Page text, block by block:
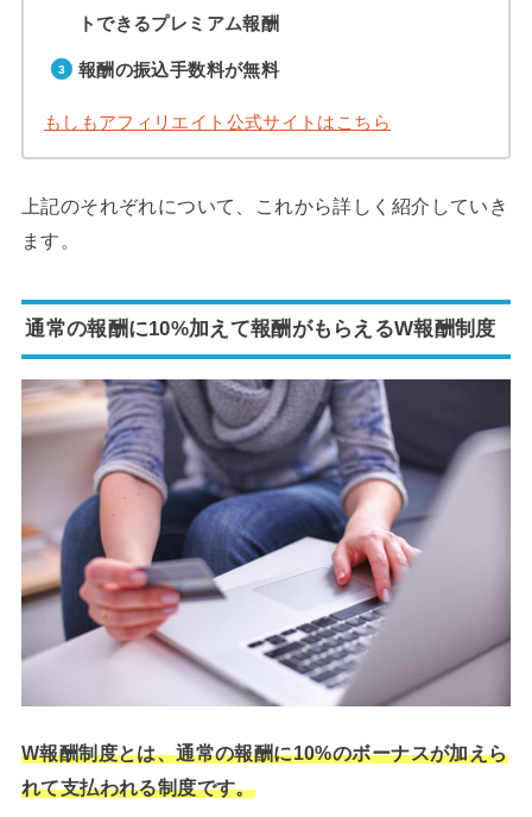
トできるプレミアム報酬
報酬の振込手数料が無料
もしもアフィリエイト公式サイトはこちら
上記のそれぞれについて、これから詳しく紹介していき
ます。
通常の報酬に10%加えて報酬がもらえるW報酬制度
W報酬制度とは、通常の報酬に10%のボーナスが加えら
れて支払われる制度です。